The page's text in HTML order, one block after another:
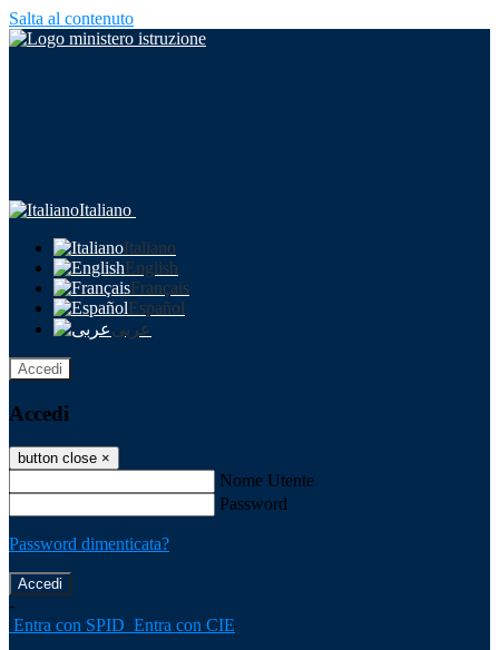
Salta al contenuto
Italiano
Italiano
English
Français
Español
عربى
Accedi
Accedi
button close ×
Nome Utente
Password
Password dimenticata?
-
Entra con SPID Entra con CIE